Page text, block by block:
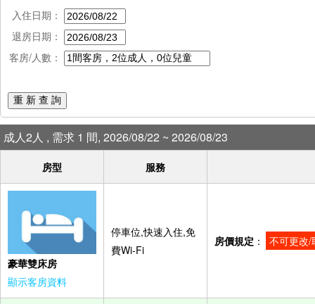
入住日期：
退房日期：
客房/人數：
重 新 查 詢
成人2人 , 需求 1 間, 2026/08/22 ~ 2026/08/23
房型 服務
豪華雙床房
顯示客房資料
停車位,快速入住,免
費Wi-Fi
房價規定 ： 不可更改/